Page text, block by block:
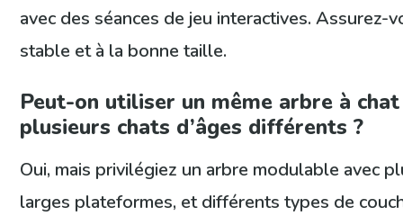
avec des séances de jeu interactives. Assurez-
stable et à la bonne taille.
Peut-on utiliser un même arbre à
plusieurs chats d’âges différents ?
Oui, mais privilégiez un arbre modulable avec
larges plateformes, et différents types de